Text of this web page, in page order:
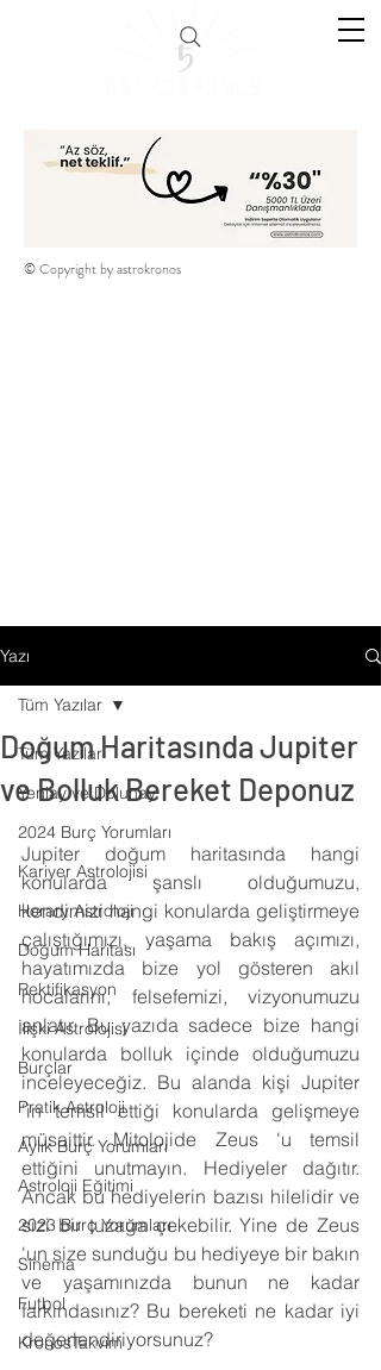
© Copyright by astrokronos
Yazı
Tüm Yazılar
Yeniay ve Dolunay
2024 Burç Yorumları
Kariyer Astrolojisi
Horary Astroloji
Doğum Haritası
Rektifikasyon
İlişki Astrolojisi
Burçlar
Pratik Astroloji
Aylık Burç Yorumları
Astroloji Eğitimi
2023 Burç Yorumları
Sinema
Futbol
KronosTakvim
Tüm Yazılar
Doğum Haritasında Jupiter
ve Bolluk Bereket Deponuz
Jupiter doğum haritasında hangi
konularda şanslı olduğumuzu,
kendimizi hangi konularda geliştirmeye
çalıştığımızı, yaşama bakış açımızı,
hayatımızda bize yol gösteren akıl
hocalarını, felsefemizi, vizyonumuzu
anlatır. Bu yazıda sadece bize hangi
konularda bolluk içinde olduğumuzu
inceleyeceğiz. Bu alanda kişi Jupiter
'in temsil ettiği konularda gelişmeye
müsaittir. Mitolojide Zeus 'u temsil
ettiğini unutmayın. Hediyeler dağıtır.
Ancak bu hediyelerin bazısı hilelidir ve
sizi bir tuzağa çekebilir. Yine de Zeus
'un size sunduğu bu hediyeye bir bakın
ve yaşamınızda bunun ne kadar
farkındasınız? Bu bereketi ne kadar iyi
değerlendiriyorsunuz?